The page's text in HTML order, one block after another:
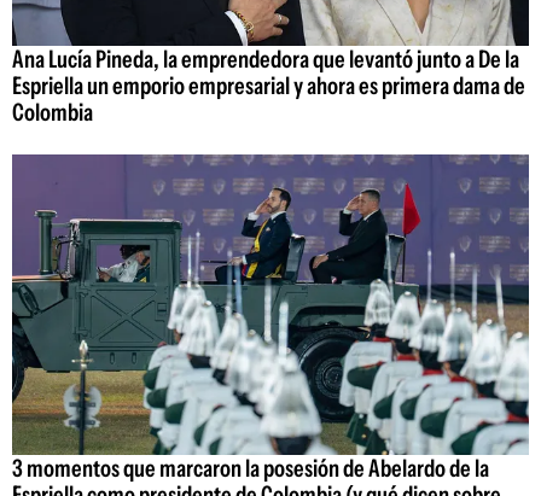
Ana Lucía Pineda, la emprendedora que levantó junto a De la
Espriella un emporio empresarial y ahora es primera dama de
Colombia
3 momentos que marcaron la posesión de Abelardo de la